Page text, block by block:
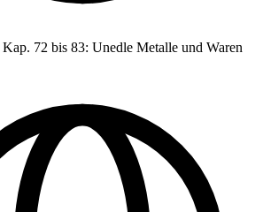
Kap. 72 bis 83: Unedle Metalle und Waren